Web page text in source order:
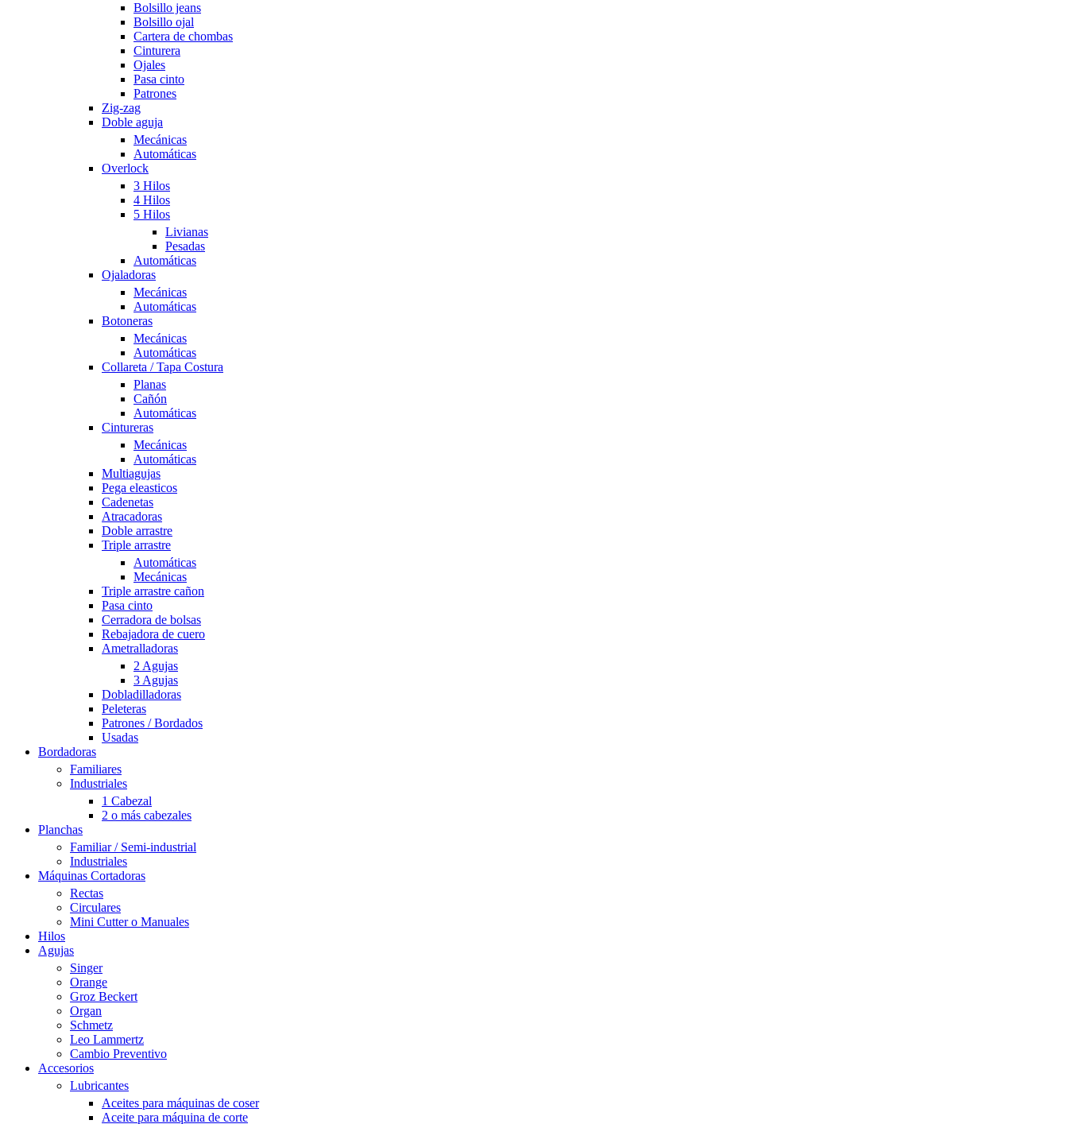
Bolsillo jeans
Bolsillo ojal
Cartera de chombas
Cinturera
Ojales
Pasa cinto
Patrones
Zig-zag
Doble aguja
Mecánicas
Automáticas
Overlock
3 Hilos
4 Hilos
5 Hilos
Livianas
Pesadas
Automáticas
Ojaladoras
Mecánicas
Automáticas
Botoneras
Mecánicas
Automáticas
Collareta / Tapa Costura
Planas
Cañón
Automáticas
Cintureras
Mecánicas
Automáticas
Multiagujas
Pega eleasticos
Cadenetas
Atracadoras
Doble arrastre
Triple arrastre
Automáticas
Mecánicas
Triple arrastre cañon
Pasa cinto
Cerradora de bolsas
Rebajadora de cuero
Ametralladoras
2 Agujas
3 Agujas
Dobladilladoras
Peleteras
Patrones / Bordados
Usadas
Bordadoras
Familiares
Industriales
1 Cabezal
2 o más cabezales
Planchas
Familiar / Semi-industrial
Industriales
Máquinas Cortadoras
Rectas
Circulares
Mini Cutter o Manuales
Hilos
Agujas
Singer
Orange
Groz Beckert
Organ
Schmetz
Leo Lammertz
Cambio Preventivo
Accesorios
Lubricantes
Aceites para máquinas de coser
Aceite para máquina de corte